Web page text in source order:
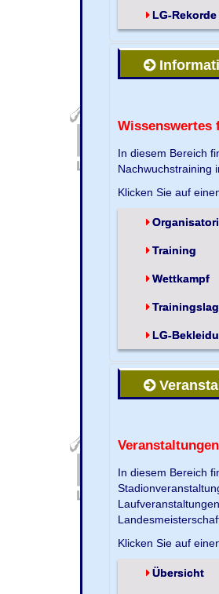
LG-Rekorde
Wissenswertes
In diesem Bereich
Nachwuchstraining
Klicken Sie auf
Training
Wettkampf
LG-
In diesem Bereich
Klicken Sie auf
Übersicht